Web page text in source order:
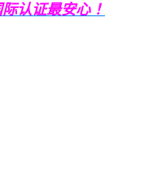
认证最安心！